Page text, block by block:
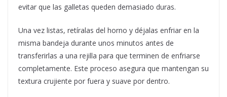
evitar que las galletas queden demasiado duras.
Una vez listas, retíralas del horno y déjalas enfriar en la
misma bandeja durante unos minutos antes de
transferirlas a una rejilla para que terminen de enfriarse
completamente. Este proceso asegura que mantengan su
textura crujiente por fuera y suave por dentro.